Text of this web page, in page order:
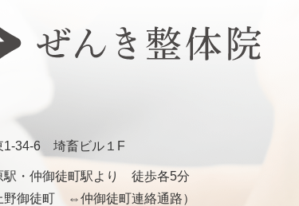
1-34-6 埼畜ビル１F
・仲御徒町駅より 徒歩各5分
野御徒町 ⇔仲御徒町連絡通路）